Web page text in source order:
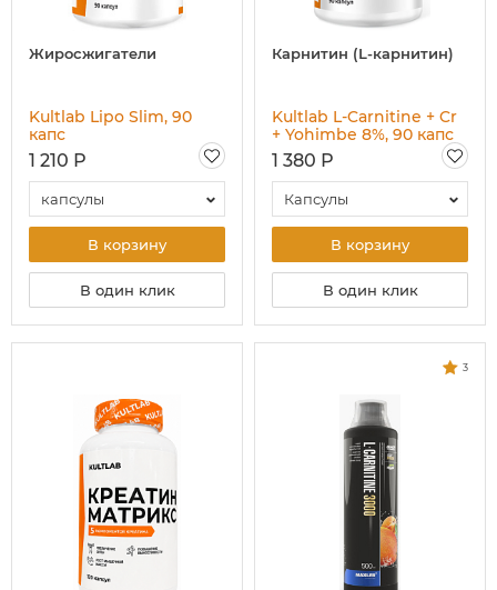
Жиросжигатели
Kultlab Lipo Slim, 90
капс
1 210 Р
капсулы
В корзину
В один клик
Карнитин (L-карнитин)
Kultlab L-Carnitine + Cr
+ Yohimbe 8%, 90 капс
1 380 Р
Капсулы
В корзину
В один клик
3